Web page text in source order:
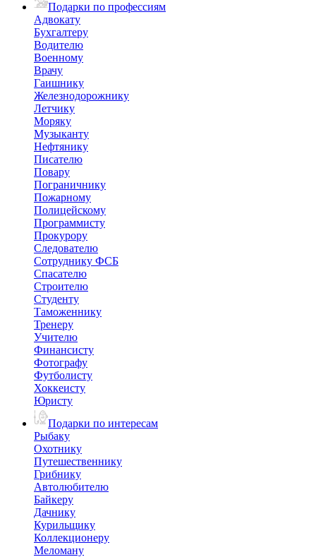
Подарки по профессиям
Адвокату
Бухгалтеру
Водителю
Военному
Врачу
Гаишнику
Железнодорожнику
Летчику
Моряку
Музыканту
Нефтянику
Писателю
Повару
Пограничнику
Пожарному
Полицейскому
Программисту
Прокурору
Следователю
Сотруднику ФСБ
Спасателю
Строителю
Студенту
Таможеннику
Тренеру
Учителю
Финансисту
Фотографу
Футболисту
Хоккеисту
Юристу
Подарки по интересам
Рыбаку
Охотнику
Путешественнику
Грибнику
Автолюбителю
Байкеру
Дачнику
Курильщику
Коллекционеру
Меломану